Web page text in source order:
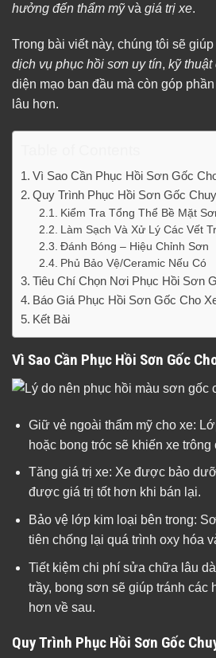
hưởng đến thẩm mỹvà giá trị xe.
Trong bài viết này, chúng tôi sẽ
dịch vụ phục hồi sơn uy tín, kỹ thuật
diện mạo ban đầu mà còn góp
lâu hơn.
Vì Sao Cần Phục Hồi Sơn Gốc
Quy Trình Phục Hồi Sơn Gốc
Kiểm Tra Tổng Thể Bề Mặt
Làm Sạch Và Xử Lý Các Vết
Đánh Bóng – Hiệu Chỉnh Sơn
Phủ Bảo Vệ/Ceramic Nếu Có
Tiêu Chí Chọn Nơi Phục Hồi Sơn
Báo Giá Phục Hồi Sơn Gốc Cho
Kết Bài
Vì Sao Cần Phục Hồi Sơn Gốc
Giữ vẻ ngoài thẩm mỹ cho xe:
hoặc bong tróc sẽ khiến xe trông
Tăng giá trị xe: Xe được bảo
được giá trị tốt hơn khi bán lại.
Bảo vệ lớp kim loại bên trong:
tiên chống lại quá trình oxy hóa
Tiết kiệm chi phí sửa chữa lâu
trầy, bong sơn sẽ giúp tránh các
hơn về sau.
Quy Trình Phục Hồi Sơn Gốc